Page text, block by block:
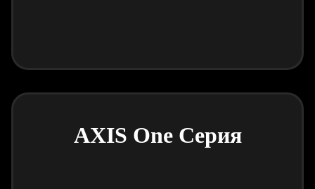
AXIS One Серия